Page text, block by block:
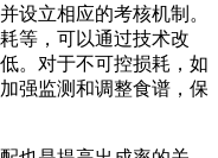
设立相应的考核机制。
等，可以通过技术改
。对于不可控损耗，如
强监测和调整食谱，保